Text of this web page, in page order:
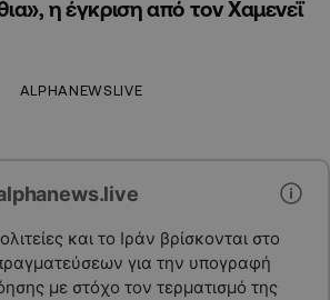
η έγκριση από τον Χαμενεΐ
ALPHANEWSLIVE
και το Ιράν βρίσκονται στο
για την υπογραφή
με στόχο τον τερματισμό της